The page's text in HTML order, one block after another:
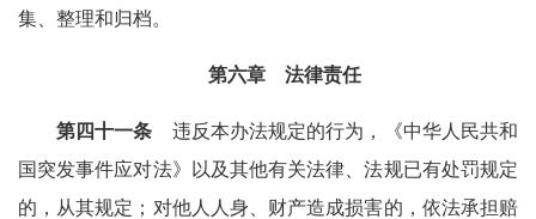
集、整理和归档。
第六章 法律责任
第四十一条 违反本办法规定的行为，《中华人民共和
国突发事件应对法》以及其他有关法律、法规已有处罚规定
的，从其规定；对他人人身、财产造成损害的，依法承担赔